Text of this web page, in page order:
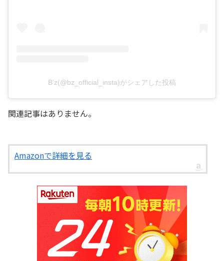
B’z(@bz_official_insta)がシェアした投稿
関連記事はありません。
Amazonで詳細を見る